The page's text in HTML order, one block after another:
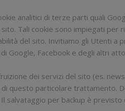
analitici di terze parti quali
Tali cookie sono impiegati per
del sito. Invitiamo gli Utenti a
Google, Facebook e degli altri
dei servizi del sito (es.
questo particolare trattamento.
salvataggio per backup è previsto